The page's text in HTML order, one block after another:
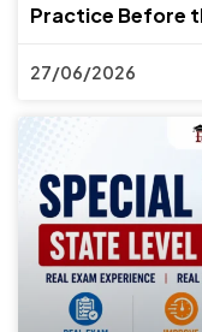
Practice Before
27/06/2026